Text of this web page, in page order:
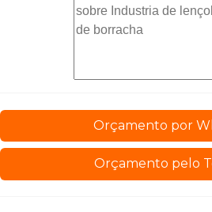
Orçamento por
Orçamento pelo